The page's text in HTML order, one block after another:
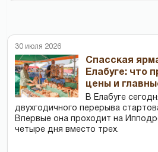
30 июля 2026
Спасская
Елабуге: что
цены и
В Елабуге
двухгодичного перерыва
Впервые она проходит на
четыре дня вместо трех.